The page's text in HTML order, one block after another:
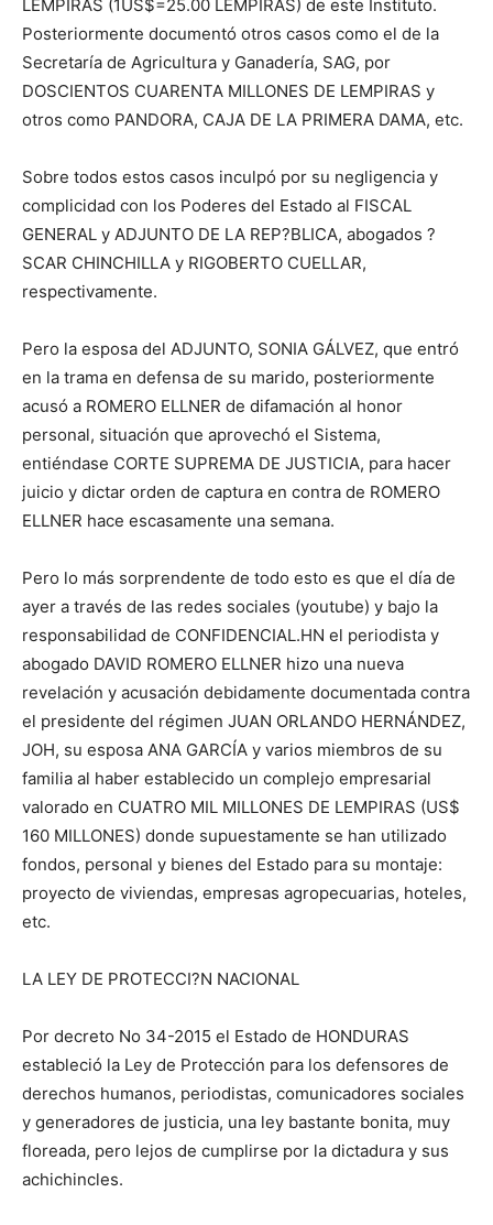
LEMPIRAS (1US$=25.00 LEMPIRAS) de este Instituto.
Posteriormente documentó otros casos como el de la
Secretaría de Agricultura y Ganadería, SAG, por
DOSCIENTOS CUARENTA MILLONES DE LEMPIRAS y
otros como PANDORA, CAJA DE LA PRIMERA DAMA, etc.
Sobre todos estos casos inculpó por su negligencia y
complicidad con los Poderes del Estado al FISCAL
GENERAL y ADJUNTO DE LA REP?BLICA, abogados ?
SCAR CHINCHILLA y RIGOBERTO CUELLAR,
respectivamente.
Pero la esposa del ADJUNTO, SONIA GÁLVEZ, que entró
en la trama en defensa de su marido, posteriormente
acusó a ROMERO ELLNER de difamación al honor
personal, situación que aprovechó el Sistema,
entiéndase CORTE SUPREMA DE JUSTICIA, para hacer
juicio y dictar orden de captura en contra de ROMERO
ELLNER hace escasamente una semana.
Pero lo más sorprendente de todo esto es que el día de
ayer a través de las redes sociales (youtube) y bajo la
responsabilidad de CONFIDENCIAL.HN el periodista y
abogado DAVID ROMERO ELLNER hizo una nueva
revelación y acusación debidamente documentada contra
el presidente del régimen JUAN ORLANDO HERNÁNDEZ,
JOH, su esposa ANA GARCÍA y varios miembros de su
familia al haber establecido un complejo empresarial
valorado en CUATRO MIL MILLONES DE LEMPIRAS (US$
160 MILLONES) donde supuestamente se han utilizado
fondos, personal y bienes del Estado para su montaje:
proyecto de viviendas, empresas agropecuarias, hoteles,
etc.
LA LEY DE PROTECCI?N NACIONAL
Por decreto No 34-2015 el Estado de HONDURAS
estableció la Ley de Protección para los defensores de
derechos humanos, periodistas, comunicadores sociales
y generadores de justicia, una ley bastante bonita, muy
floreada, pero lejos de cumplirse por la dictadura y sus
achichincles.